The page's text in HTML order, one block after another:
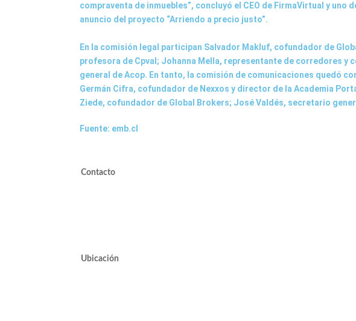
compraventa de inmuebles”, concluyó el CEO de FirmaVirtual y
anuncio del proyecto “Arriendo a precio justo”.
En la comisión legal participan Salvador Makluf, cofundador de
profesora de Cpval; Johanna Mella, representante de corredores
general de Acop. En tanto, la comisión de comunicaciones quedó
Germán Cifra, cofundador de Nexxos y director de la Academia
Ziede, cofundador de Global Brokers; José Valdés, secretario
Fuente: emb.cl
Contacto
Ubicación